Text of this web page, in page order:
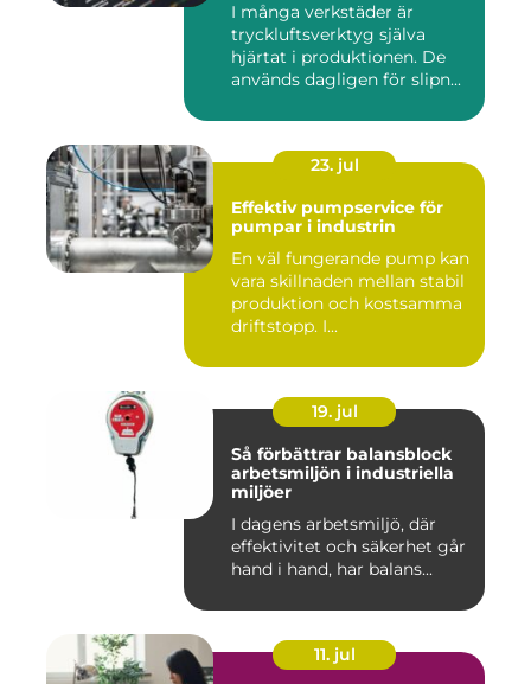
I många verkstäder är
tryckluftsverktyg själva
hjärtat i produktionen. De
används dagligen för slipn...
23. jul
Effektiv pumpservice för
pumpar i industrin
En väl fungerande pump kan
vara skillnaden mellan stabil
produktion och kostsamma
driftstopp. I...
19. jul
Så förbättrar balansblock
arbetsmiljön i industriella
miljöer
I dagens arbetsmiljö, där
effektivitet och säkerhet går
hand i hand, har balans...
11. jul